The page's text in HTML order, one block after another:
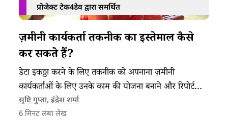
प्रोजेक्ट टेक4डेव द्वारा समर्थित
ज़मीनी कार्यकर्ता तकनीक का इस्तेमाल कैसे
कर सकते हैं?
डेटा इकठ्ठा करने के लिए तकनीक को अपनाना ज़मीनी
कार्यकर्ताओं के लिए उनके काम की योजना बनाने और रिपोर्ट
बनाने में फायदेमंद है।
सृष्टि गुप्ता,इंद्रेश शर्मा
6 मिनट लंबा लेख